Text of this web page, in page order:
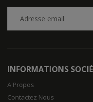
INFORMATIONS
A Propos
Contactez Nous